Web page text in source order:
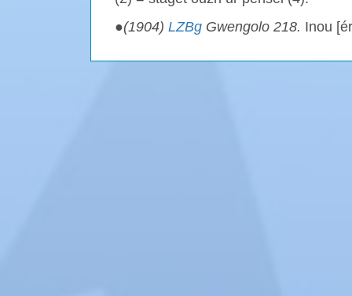
●(1904) LZBg Gwengolo 218. Inou